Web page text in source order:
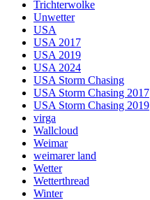
Trichterwolke
Unwetter
USA
USA 2017
USA 2019
USA 2024
USA Storm Chasing
USA Storm Chasing 2017
USA Storm Chasing 2019
virga
Wallcloud
Weimar
weimarer land
Wetter
Wetterthread
Winter